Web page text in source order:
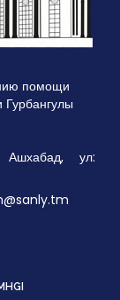
помощи
Ашхабад, ул: